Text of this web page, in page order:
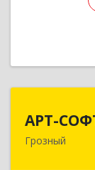
АРТ-
Грозный
364013,